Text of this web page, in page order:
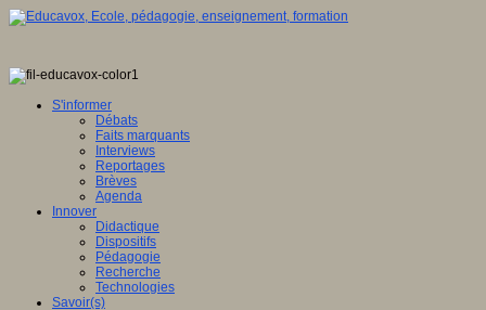
S'informer
Débats
Faits marquants
Interviews
Reportages
Brèves
Agenda
Innover
Didactique
Dispositifs
Pédagogie
Recherche
Technologies
Savoir(s)